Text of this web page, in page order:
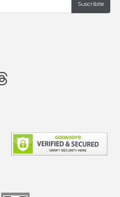
Suscribite